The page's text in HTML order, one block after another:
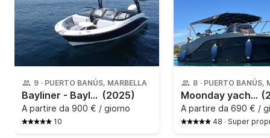
9 · PUERTO BANÚS, MARBELLA
Bayliner - Bayliner v20 (2025)
A partire da 900 € / giorno
10
8 · PUERTO BANÚS,
Moonday yachts - 780 SD
A partire da 690 € /
48 · Super